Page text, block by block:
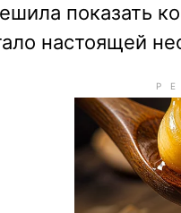
показать
настоящей